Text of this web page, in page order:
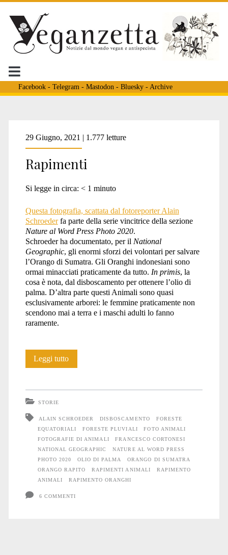
Facebook- Telegram - Mastodon - Bluesky- Archive
Tag:
29 Giugno, 2021 | 1.777 letture
Rapimenti
Si legge in circa: < 1 minuto
Questa fotografia, scattata dal fotoreporter Alain
Schroederfa parte della serie vincitrice della sezione
Nature al Word Press Photo 2020.
Schroeder ha documentato, per il National
Geographic, gli enormi sforzi dei volontari per salvare
l’Orango di Sumatra. Gli Oranghi indonesiani sono
ormai minacciati praticamente da tutto. In primis, la
cosa è nota, dal disboscamento per ottenere l’olio di
palma. D’altra parte questi Animali sono quasi
esclusivamente arborei: le femmine praticamente non
scendono mai a terra e i maschi adulti lo fanno
raramente.
Leggi tuttoRapimenti
STORIE
ALAIN SCHROEDER DISBOSCAMENTO
FORESTE
EQUATORIALI
FORESTE PLUVIALI
FOTO ANIMALI
FOTOGRAFIE DI ANIMALI
FRANCESCO CORTONESI
NATIONAL GEOGRAPHIC
NATURE AL WORD PRESS
PHOTO 2020
OLIO DI PALMA
ORANGO DI SUMATRA
ORANGO RAPITO
RAPIMENTI ANIMALI
RAPIMENTO
ANIMALI
RAPIMENTO ORANGHI
6 COMMENTI